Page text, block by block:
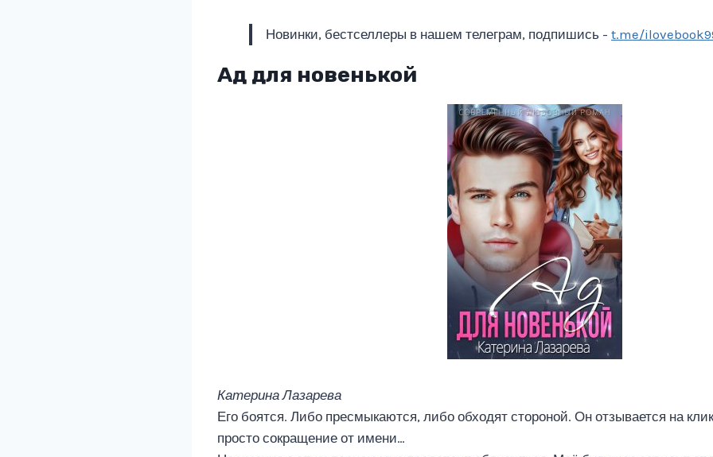
Новинки, бестселлеры в нашем телеграм, подпишись - t.me/
Ад для новенькой
Катерина Лазарева
Его боятся. Либо пресмыкаются, либо обходят стороной. Он отзывается на
просто сокращение от имени…